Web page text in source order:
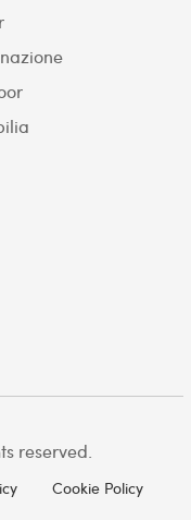
reserved.
Cookie Policy